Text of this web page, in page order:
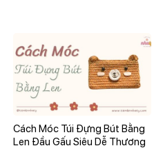
Cách Móc Túi Đựng Bút Bằng
Len Đầu Gấu Siêu Dễ Thương